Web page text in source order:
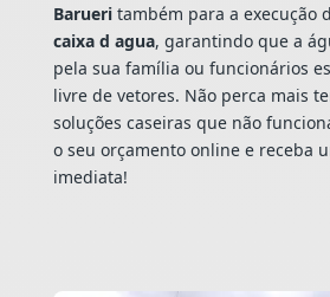
Barueritambém para a execução
caixa d agua, garantindo que a
pela sua família ou funcionários
livre de vetores. Não perca mais
soluções caseiras que não
o seu orçamento online e receba
imediata!